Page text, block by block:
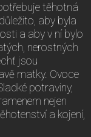
těhotná
aby byla
a aby v ní bylo
nerostných
jsou
matky. Ovoce
potraviny,
nejen
a kojení,